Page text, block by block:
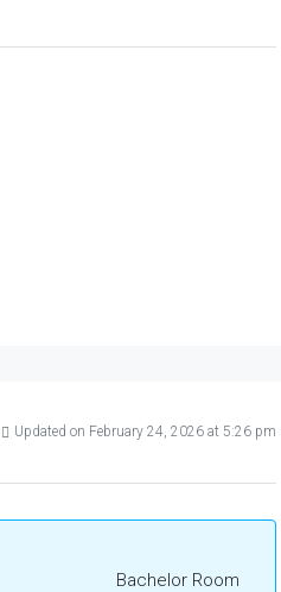
Updated on February 24, 2026 at 5:26 pm
Bachelor Room